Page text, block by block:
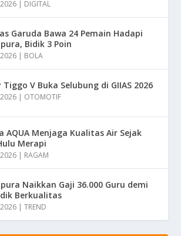
DIGITAL
Garuda Bawa 24 Pemain Hadapi
Bidik 3 Poin
BOLA
Tiggo V Buka Selubung di GIIAS 2026
OTOMOTIF
AQUA Menjaga Kualitas Air Sejak
Merapi
RAGAM
Naikkan Gaji 36.000 Guru demi
Berkualitas
|TREND